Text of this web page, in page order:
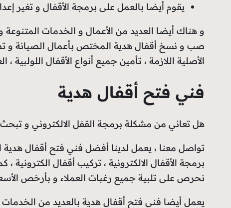
يقوم أيضا بالعمل على برمجة الأقفال و تغير
و هناك أيضا العديد من الأعمال و الخدمات المتنوعة
صب و نسخ أقفال هدية المختص بأعمال الصيانة و
الأصلية اللازمة ، تأمين جميع أنواع الأقفال
فني فتح أقفال هدية
هل تعاني من مشكلة برمجة القفل الالكتروني و
تواصل معنا ، يعمل لدينا أفضل فني فتح أقفال هدية
برمجة الأقفال الالكترونية ، تركيب أقفال
نحرص على تلبية جميع رغبات العملاء و بأرخص
يعمل أيضا فني فتح أقفال هدية بالعديد من الخدمات